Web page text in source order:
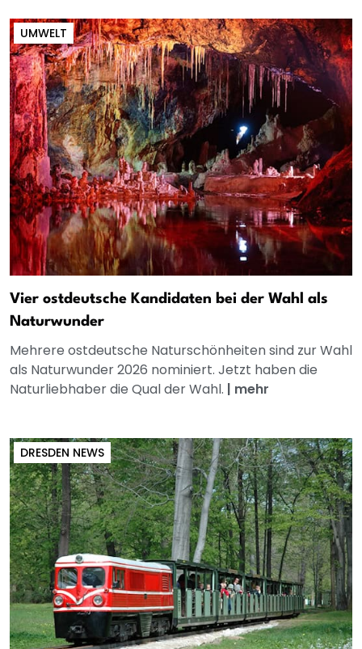
UMWELT
Vier ostdeutsche Kandidaten bei der Wahl als
Naturwunder
Mehrere ostdeutsche Naturschönheiten sind zur Wahl
als Naturwunder 2026 nominiert. Jetzt haben die
Naturliebhaber die Qual der Wahl. | mehr
DRESDEN NEWS